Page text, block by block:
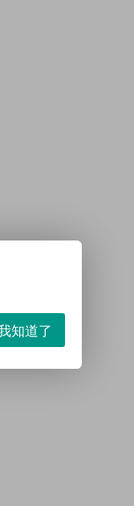
知道了